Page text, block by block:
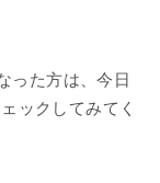
った方は、今日
ックしてみてく